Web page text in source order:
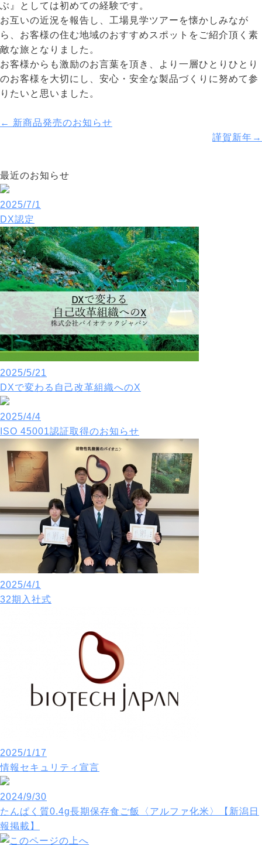
ぶ』としては初めての経験です。
お互いの近況を報告し、工場見学ツアーを懐かしみなが
ら、お客様の住む地域のおすすめスポットをご紹介頂く素
敵な旅となりました。
お客様からも激励のお言葉を頂き、より一層ひとりひとり
のお客様を大切にし、安心・安全な製品づくりに努めて参
りたいと思いました。
← 新商品発売のお知らせ
謹賀新年 →
最近のお知らせ
2025/7/1
DX認定
2025/5/21
DXで変わる自己改革組織へのX
2025/4/4
ISO 45001認証取得のお知らせ
2025/4/1
32期入社式
2025/1/17
情報セキュリティ宣言
2024/9/30
たんぱく質0.4g長期保存食ご飯〈アルファ化米〉【新潟日
報掲載】